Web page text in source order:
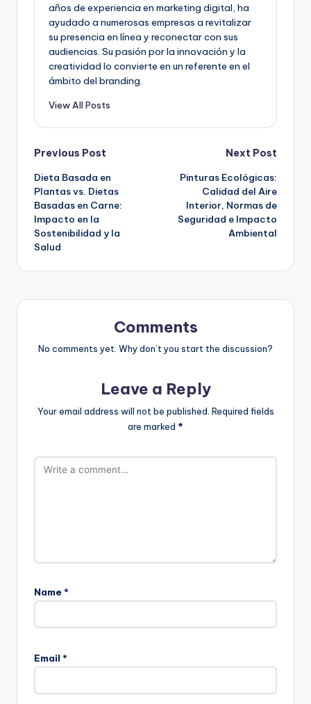
años de experiencia en marketing digital, ha
ayudado a numerosas empresas a revitalizar
su presencia en línea y reconectar con sus
audiencias. Su pasión por la innovación y la
creatividad lo convierte en un referente en el
ámbito del branding.
View All Posts
Post
navigation
Previous Post
Dieta Basada en
Plantas vs. Dietas
Basadas en Carne:
Impacto en la
Sostenibilidad y la
Salud
Next Post
Pinturas Ecológicas:
Calidad del Aire
Interior, Normas de
Seguridad e Impacto
Ambiental
Comments
No comments yet. Why don’t you start the discussion?
Leave a Reply
Your email address will not be published. Required fields
are marked *
Name *
Email *